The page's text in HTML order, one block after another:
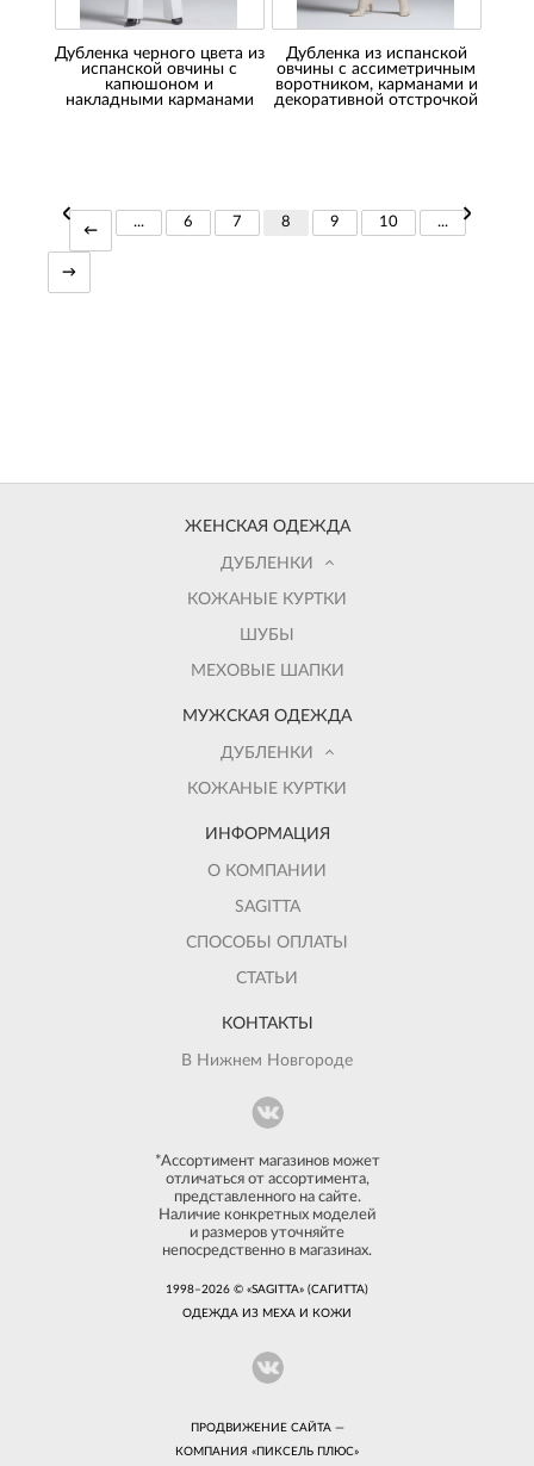
Дубленка черного цвета из
испанской овчины с
капюшоном и
накладными карманами
Дубленка из испанской
овчины с ассиметричным
воротником, карманами и
декоративной отстрочкой
← ... 6 7 8 9 10 ...
→
ЖЕНСКАЯ ОДЕЖДА
ДУБЛЕНКИ
КОЖАНЫЕ КУРТКИ
ШУБЫ
МЕХОВЫЕ ШАПКИ
МУЖСКАЯ ОДЕЖДА
ДУБЛЕНКИ
КОЖАНЫЕ КУРТКИ
ИНФОРМАЦИЯ
О КОМПАНИИ
SAGITTA
СПОСОБЫ ОПЛАТЫ
СТАТЬИ
КОНТАКТЫ
В Нижнем Новгороде
*Ассортимент магазинов может
отличаться от ассортимента,
представленного на сайте.
Наличие конкретных моделей
и размеров уточняйте
непосредственно в магазинах.
1998–2026 © «SAGITTA» (САГИТТА)
ОДЕЖДА ИЗ МЕХА И КОЖИ
ПРОДВИЖЕНИЕ САЙТА —
КОМПАНИЯ « ПИКСЕЛЬ ПЛЮС»